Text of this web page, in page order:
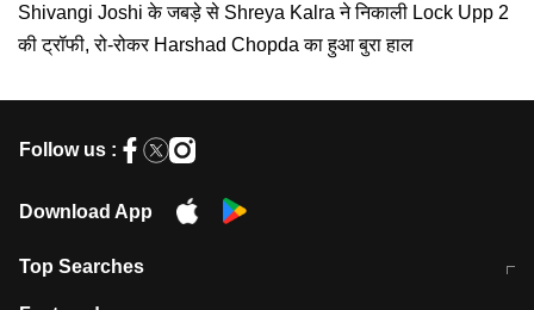
Shivangi Joshi के जबड़े से Shreya Kalra ने निकाली Lock Upp 2
की ट्रॉफी, रो-रोकर Harshad Chopda का हुआ बुरा हाल
Follow us :
Download App
Top Searches